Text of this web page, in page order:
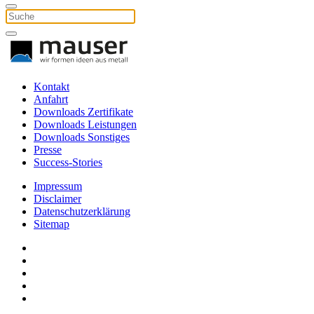
Kontakt
Anfahrt
Downloads Zertifikate
Downloads Leistungen
Downloads Sonstiges
Presse
Success-Stories
Impressum
Disclaimer
Datenschutzerklärung
Sitemap